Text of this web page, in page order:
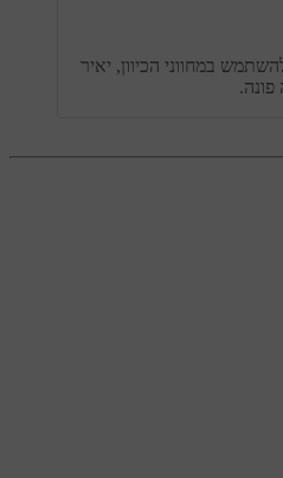
במחווני הכיוון, יאיר